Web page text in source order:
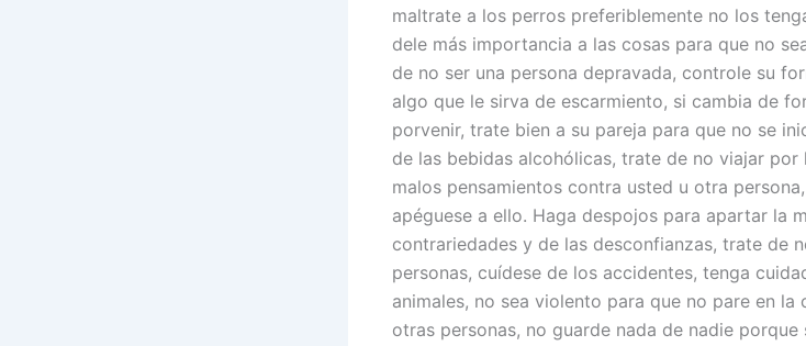
maltrate a los perros preferiblemente no los
dele más importancia a las cosas para que no
de no ser una persona depravada, controle su
algo que le sirva de escarmiento, si cambia de
porvenir, trate bien a su pareja para que no se
de las bebidas alcohólicas, trate de no viajar por
malos pensamientos contra usted u otra
apéguese a ello. Haga despojos para apartar la
contrariedades y de las desconfianzas, trate de
personas, cuídese de los accidentes, tenga
animales, no sea violento para que no pare en la
otras personas, no guarde nada de nadie